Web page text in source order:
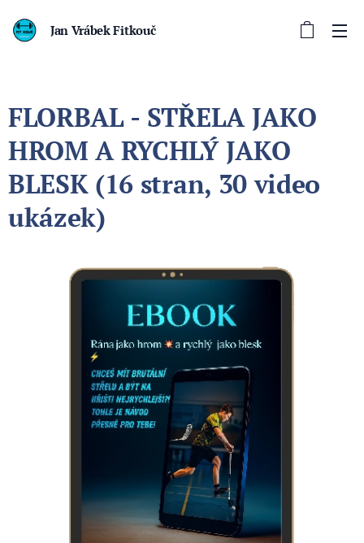
Jan Vrábek Fitkouč
FLORBAL - STŘELA JAKO
HROM A RYCHLÝ JAKO
BLESK (16 stran, 30 video
ukázek)